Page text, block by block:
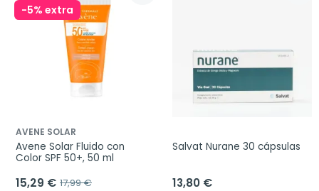
-5% extra
AVENE SOLAR
Avene Solar Fluido con
Color SPF 50+, 50 ml
15,29 € 17,99 €
Salvat Nurane 30 cápsulas
13,80 €